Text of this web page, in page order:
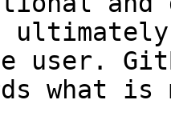
user.
what